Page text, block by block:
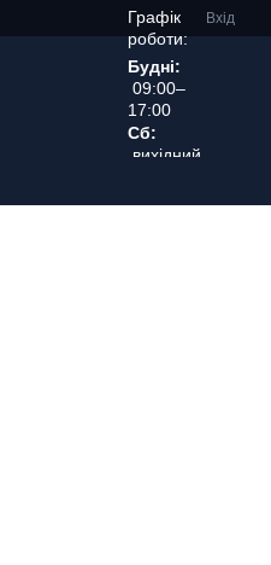
Вхід
Графік
роботи:
Будні:
09:00–
17:00
Сб:
вихідний